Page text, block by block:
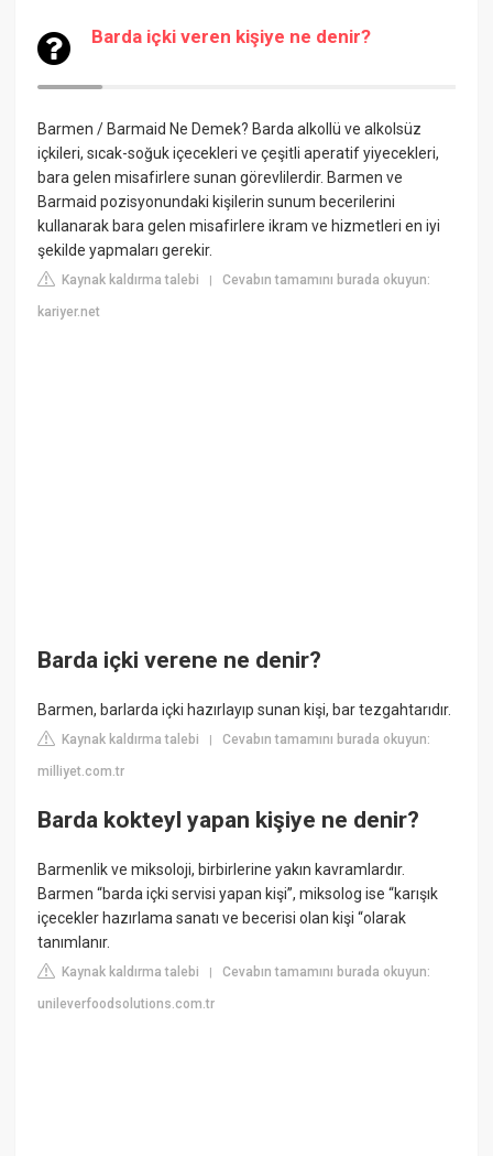
Barda içki veren kişiye ne denir?
Barmen / Barmaid Ne Demek? Barda alkollü ve alkolsüz
içkileri, sıcak-soğuk içecekleri ve çeşitli aperatif yiyecekleri,
bara gelen misafirlere sunan görevlilerdir. Barmen ve
Barmaid pozisyonundaki kişilerin sunum becerilerini
kullanarak bara gelen misafirlere ikram ve hizmetleri en iyi
şekilde yapmaları gerekir.
Kaynak kaldırma talebi |Cevabın tamamını burada okuyun:
kariyer.net
Barda içki verene ne denir?
Barmen, barlarda içki hazırlayıp sunan kişi, bar tezgahtarıdır.
Kaynak kaldırma talebi |Cevabın tamamını burada okuyun:
milliyet.com.tr
Barda kokteyl yapan kişiye ne denir?
Barmenlik ve miksoloji, birbirlerine yakın kavramlardır.
Barmen “barda içki servisi yapan kişi”, miksolog ise “karışık
içecekler hazırlama sanatı ve becerisi olan kişi “olarak
tanımlanır.
Kaynak kaldırma talebi |Cevabın tamamını burada okuyun:
unileverfoodsolutions.com.tr